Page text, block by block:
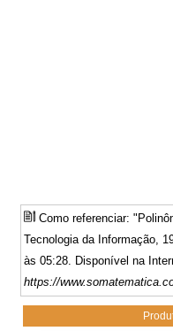
Como referenciar:
Tecnologia da Informação,
às 05:28. Disponível na
https://